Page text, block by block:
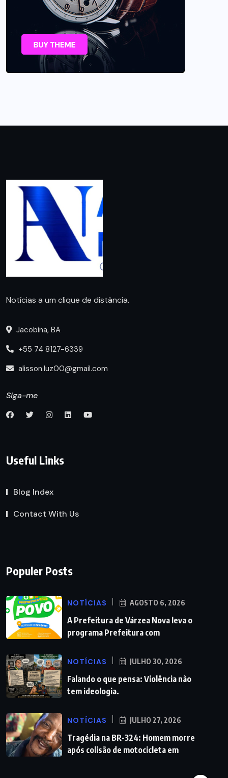
Notícias a um clique de distância.
Jacobina, BA
+55 74 8127-6339
alisson.luz00@gmail.com
Siga-me
Useful Links
Blog Index
Contact With Us
Populer Posts
NOTÍCIAS AGOSTO 6, 2026
A Prefeitura de Várzea Nova leva o
programa Prefeitura com
NOTÍCIAS JULHO 30, 2026
Falando o que pensa: Violência não
tem ideologia.
NOTÍCIAS JULHO 27, 2026
Tragédia na BR-324: Homem morre
após colisão de motocicleta em